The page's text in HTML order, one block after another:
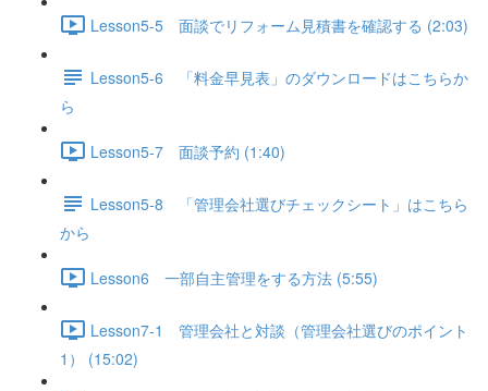
Lesson5-5 面談でリフォーム見積書を確認する (2:03)
Lesson5-6 「料金早見表」のダウンロードはこちらか
ら
Lesson5-7 面談予約 (1:40)
Lesson5-8 「管理会社選びチェックシート」はこちら
から
Lesson6 一部自主管理をする方法 (5:55)
Lesson7-1 管理会社と対談（管理会社選びのポイント
1） (15:02)